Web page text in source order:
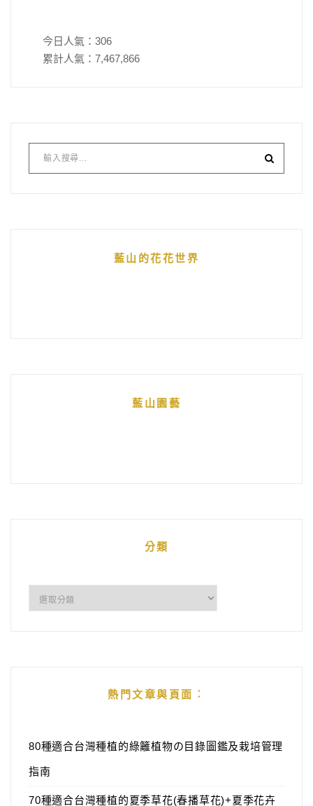
今日人氣： 306
累計人氣： 7,467,866
藍山的花花世界
藍山園藝
分類
熱門文章與頁面︰
80種適合台灣種植的綠籬植物の目錄圖鑑及栽培管理
指南
70種適合台灣種植的夏季草花(春播草花)+夏季花卉